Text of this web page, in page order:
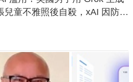
兒童不雅照後自殺，xAI 因防護